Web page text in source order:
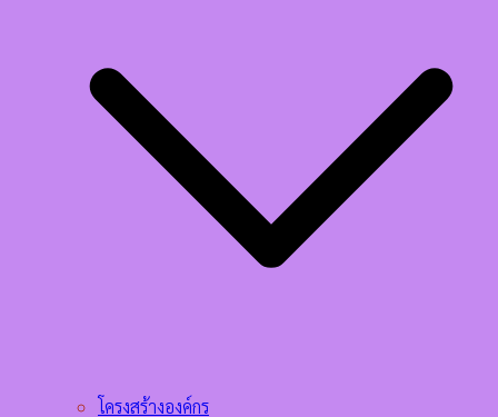
โครงสร้างองค์กร